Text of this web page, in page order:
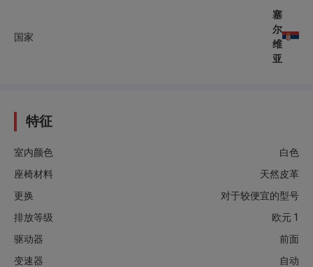
国家
塞
尔
维
亚
特征
室内颜色
白色
座椅材料
天然皮革
更换
对于较便宜的型号
排放等级
欧元 1
驱动器
前面
变速器
自动